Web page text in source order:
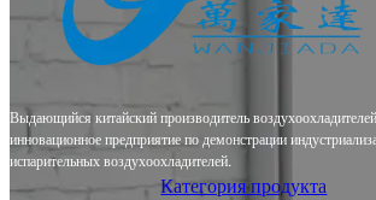
Выдающийся китайский производитель
инновационное предприятие по демонстрации
испарительных воздухоохладителей.
Категория продукта